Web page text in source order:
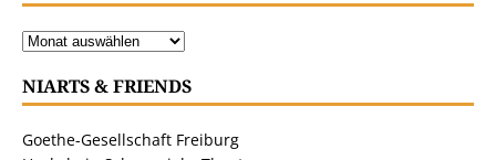
NIARTS & FRIENDS
Goethe-Gesellschaft Freiburg